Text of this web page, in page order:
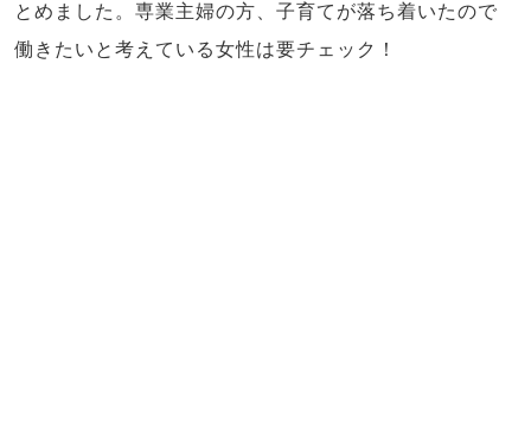
とめました。専業主婦の方、子育てが落ち着いたので
働きたいと考えている女性は要チェック！